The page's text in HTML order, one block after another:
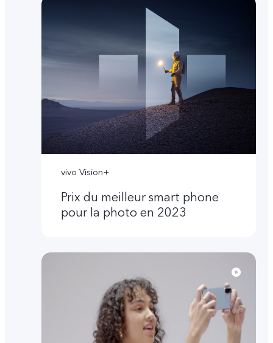
vivo Vision+
Prix du meilleur smart phone
pour la photo en 2023